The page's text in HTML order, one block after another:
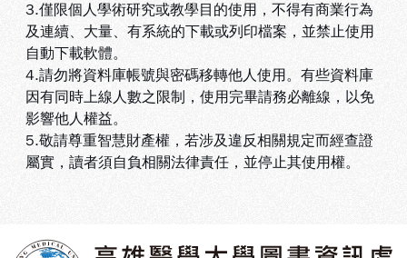
3.僅限個人學術研究或教學目的使用，不得有商業行為
及連續、大量、有系統的下載或列印檔案，並禁止使用
自動下載軟體。
4.請勿將資料庫帳號與密碼移轉他人使用。有些資料庫
因有同時上線人數之限制，使用完畢請務必離線，以免
影響他人權益。
5.敬請尊重智慧財產權，若涉及違反相關規定而經查證
屬實，讀者須自負相關法律責任，並停止其使用權。